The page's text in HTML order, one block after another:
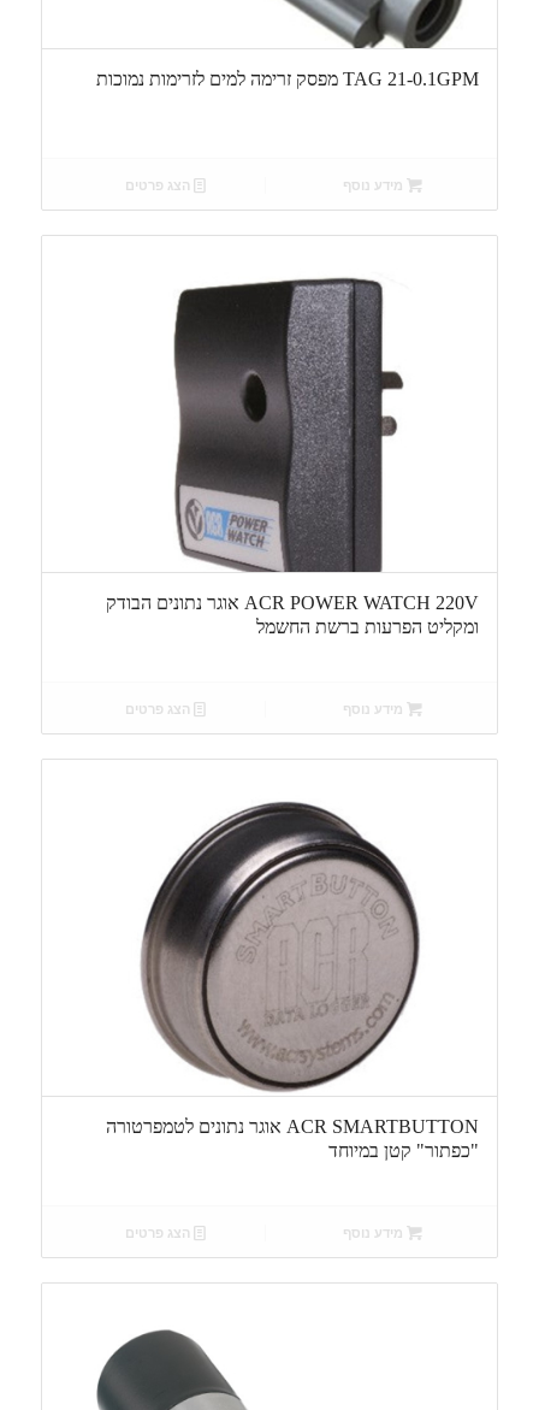
TAG 21-0.1GPM מפסק זרימה למים לזרימות נמוכות
מידע נוסף הצג פרטים
ACR POWER WATCH 220V אוגר נתונים הבודק
ומקליט הפרעות ברשת החשמל
מידע נוסף הצג פרטים
ACR SMARTBUTTON אוגר נתונים לטמפרטורה
"כפתור" קטן במיוחד
מידע נוסף הצג פרטים